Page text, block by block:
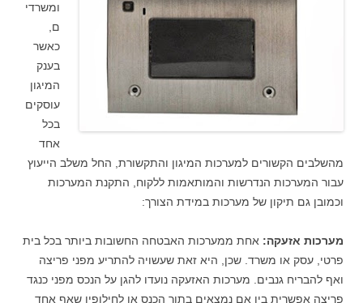
ומשרדי
ם,
כאשר
בענק
המיגון
עוסקים
בכל
אחד
מהשלבים הקשורים למערכות המיגון והתקשורת, החל משלב הייעוץ
עבור המערכות הנדרשות והמותאמות ללקוח, התקנת המערכות
וכמובן גם תיקון של מערכות במידת הצורך:
מערכות אזעקה: אחת ממערכות האבטחה החשובות ביותר בכל בית
פרטי, עסק או משרד. שכן, היא זאת שעשויה להתריע מפני פריצה
ואף להבריח גנבים. מערכות האזעקה נועדו להגן על הנכס מפני כנגד
פריצה אפשרית בין אם נמצאים בתוך הכנס או לחילופין שאף אחד